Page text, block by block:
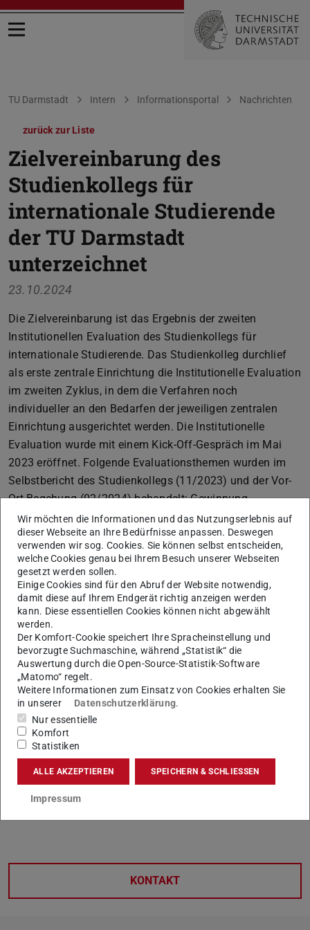
Menü öffnen
Sie befinden sich hier:
TU Darmstadt Intern Informationsportal Nachrichten
zurück zur Liste
Zielvereinbarung des
Studienkollegs für
internationale Studierende
der TU Darmstadt
unterzeichnet
23.10.2024
Die Zielvereinbarung ist das Ergebnis der zweiten
Institutionellen Evaluation des Studienkollegs für
internationale Studierende. Das Studienkolleg durchlief
als erste zentrale Einrichtung die Institutionelle Evaluation
im zweiten Zyklus, in dem die Verfahren noch
individueller an den Bedarfen der jeweiligen zentralen
Einrichtung ausgerichtet werden. Die Institutionelle
Evaluation wurde mit einem Kick-Off-Gespräch im Mai
2023 eröffnet. Folgende Evaluationsthemen wurden im
Selbstbericht des Studienkollegs (11/2023) und der Vor-
Ort-Begehung (02/2024) behandelt: Gewinnung
geeigneter Studierender für ein Studium an der TU
Darmstadt, Verzahnung der Angebote des Studienkollegs
mit den regulären Vorbereitungs- und
Orientierungsangeboten und der Studieneingangsphase
der TU Darmstadt sowie Schnittstellen zu anderen TU-
Einheiten.
Basierend auf den Empfehlungen der externen
Evaluationskommission, der Kommentierung der
Präsidentin sowie der Stellungnahme des Studienkollegs
zu dem Evaluationsbericht haben sich die Präsidentin und
Vertreter:innen des Studienkollegs im
Zielvereinbarungsgespräch am 09. Juli 2024 auf die
vorliegende Zielvereinbarung verständigt [
universitätsintern veröffentlicht].
Monitoring-Gespräche geplant, im SoSe 2026 und SoSe
KONTAKT
Wir möchten die Informationen und das Nutzungserlebnis auf
dieser Webseite an Ihre Bedürfnisse anpassen. Deswegen
verwenden wir sog. Cookies. Sie können selbst entscheiden,
welche Cookies genau bei Ihrem Besuch unserer Webseiten
gesetzt werden sollen.
Einige Cookies sind für den Abruf der Website notwendig,
damit diese auf Ihrem Endgerät richtig anzeigen werden
kann. Diese essentiellen Cookies können nicht abgewählt
werden.
Der Komfort-Cookie speichert Ihre Spracheinstellung und
bevorzugte Suchmaschine, während „Statistik“ die
Auswertung durch die Open-Source-Statistik-Software
„Matomo“ regelt.
Weitere Informationen zum Einsatz von Cookies erhalten Sie
in unserer
Datenschutzerklärung.
Nur essentielle
Komfort
Statistiken
ALLE AKZEPTIEREN SPEICHERN & SCHLIESSEN
Impressum